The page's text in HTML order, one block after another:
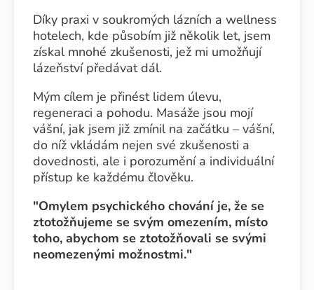
Díky praxi v soukromých lázních a wellness
hotelech, kde působím již několik let, jsem
získal mnohé zkušenosti, jež mi umožňují
lázeňství předávat dál.
Mým cílem je přinést lidem úlevu,
regeneraci a pohodu. Masáže jsou mojí
vášní, jak jsem již zmínil na začátku – vášní,
do níž vkládám nejen své zkušenosti a
dovednosti, ale i porozumění a individuální
přístup ke každému člověku.
"Omylem psychického chování je, že se
ztotožňujeme se svým omezením, místo
toho, abychom se ztotožňovali se svými
neomezenými možnostmi."